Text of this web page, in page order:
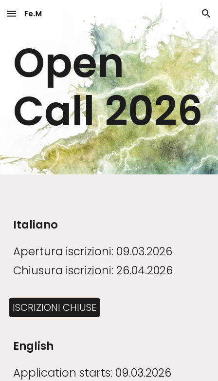
Skip to main content Skip to navigation
Open
Call 2026
Italiano
Apertura iscrizioni: 09.03.2026
Chiusura iscrizioni: 26.04.2026
ISCRIZIONI CHIUSE
English
Application starts: 09.03.2026